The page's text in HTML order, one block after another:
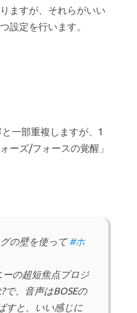
ますが、それらがいい
設定を行います。
一部重複しますが、1
ーズ/フォースの覚醒」
の壁を使って#ホ
の超短焦点プロジ
で、音声はBOSEの
すと、いい感じに